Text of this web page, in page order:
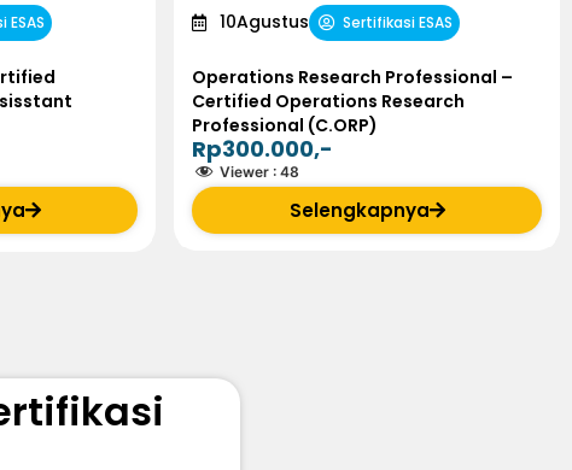
10Agustus Sertifikasi ESAS
Operations Research Professional –
Certified Operations Research
Professional (C.ORP)
Rp300.000,-
Viewer : 48
Selengkapnya